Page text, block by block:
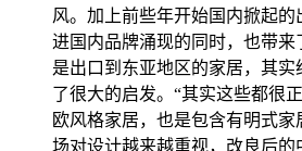
风。加上前些年开始国内掀起
进国内品牌涌现的同时，也带
是出口到东亚地区的家居，其
了很大的启发。“其实这些都很
欧风格家居，也是包含有明式
场对设计越来越重视，改良后的